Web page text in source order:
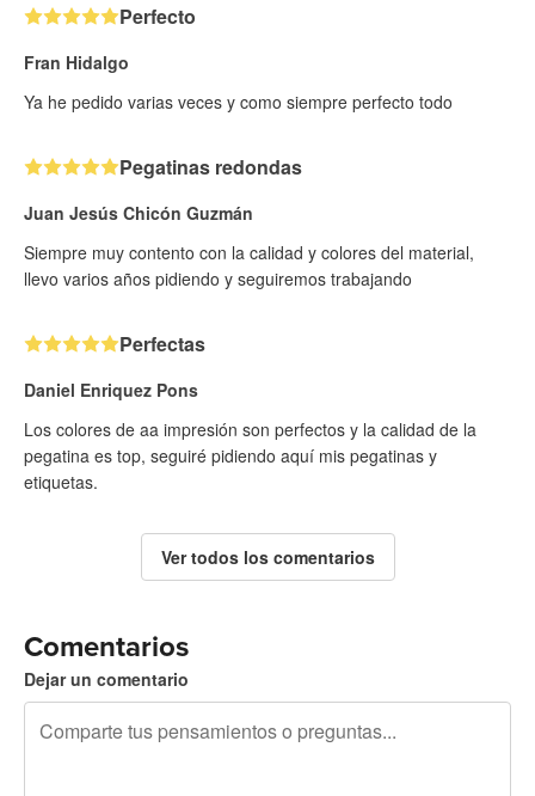
Perfecto
Fran Hidalgo
Ya he pedido varias veces y como siempre perfecto todo
Pegatinas redondas
Juan Jesús Chicón Guzmán
Siempre muy contento con la calidad y colores del material,
llevo varios años pidiendo y seguiremos trabajando
Perfectas
Daniel Enriquez Pons
Los colores de aa impresión son perfectos y la calidad de la
pegatina es top, seguiré pidiendo aquí mis pegatinas y
etiquetas.
Ver todos los comentarios
Comentarios
Dejar un comentario